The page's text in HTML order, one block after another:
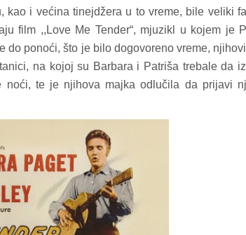
kao i većina tinejdžera u to vreme, bile veliki
film ,,Love Me Tender“, mjuzikl u kojem je
do ponoći, što je bilo dogovoreno vreme,
na kojoj su Barbara i Patriša trebale da
noći, te je njihova majka odlučila da prijavi